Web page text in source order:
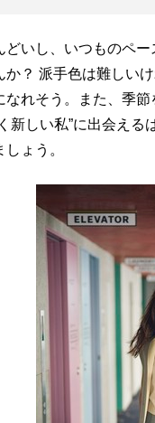
どいし、いつものペ
？ 派手色は難しい
なれそう。また、季
新しい私”に出会える
ょう。